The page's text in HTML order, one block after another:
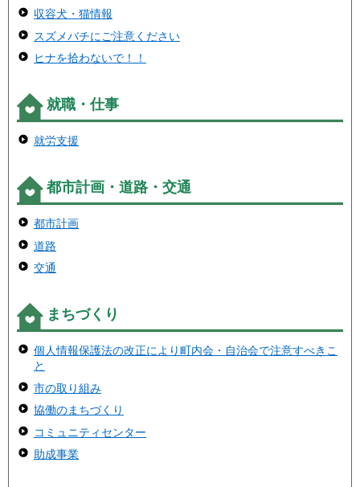
収容犬・猫情報
スズメバチにご注意ください
ヒナを拾わないで！！
就職・仕事
就労支援
都市計画・道路・交通
都市計画
道路
交通
まちづくり
個人情報保護法の改正により町内会・自治会で注意すべきこ
と
市の取り組み
協働のまちづくり
コミュニティセンター
助成事業